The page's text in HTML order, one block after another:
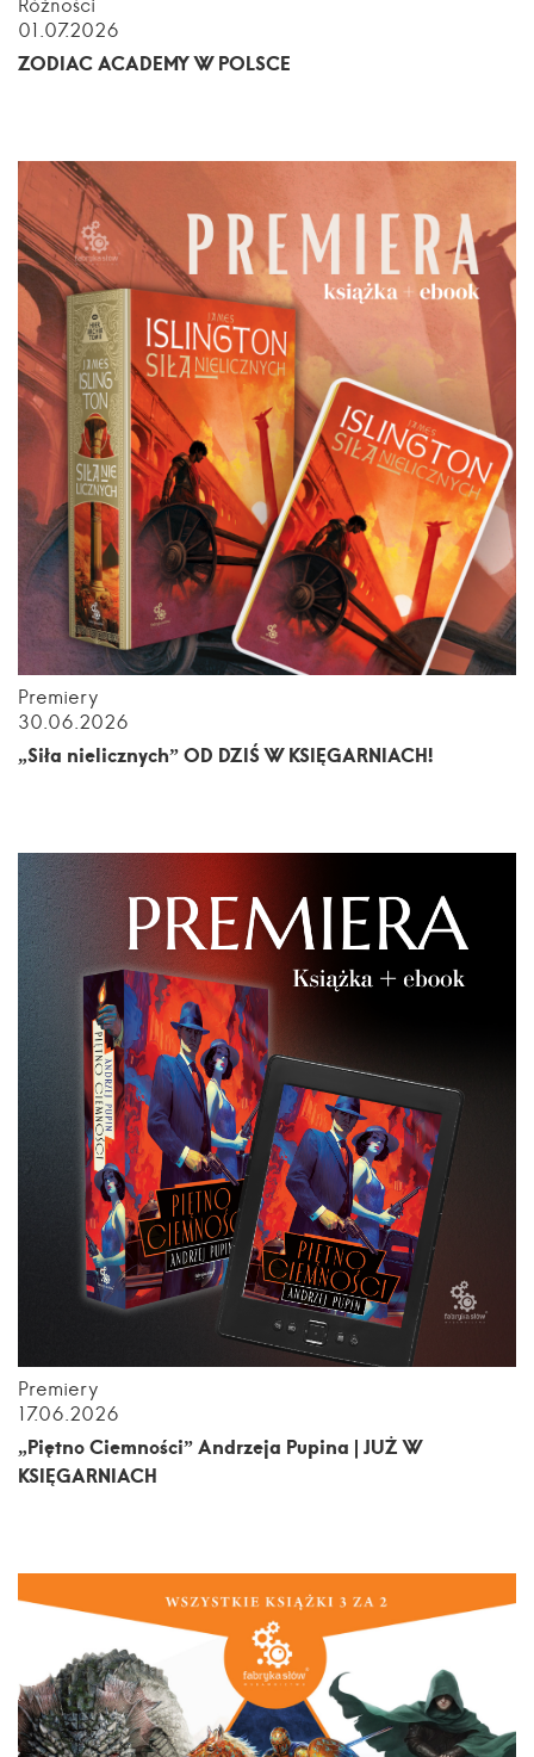
01.07.2026
ZODIAC ACADEMY W POLSCE
Premiery
30.06.2026
„Siła nielicznych” OD DZIŚ W KSIĘGARNIACH!
Premiery
17.06.2026
„Piętno Ciemności” Andrzeja Pupina | JUŻ W
KSIĘGARNIACH